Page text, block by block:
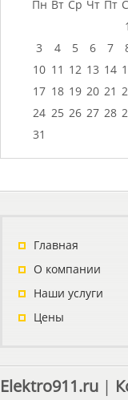
Пн Вт Ср Чт Пт
1
3
4 5 6 7
10 11 12 13 14
17 18 19 20 21
24 25 26 27 28
31
Главная
О компании
Наши услуги
Цены
Elektro911.ru |